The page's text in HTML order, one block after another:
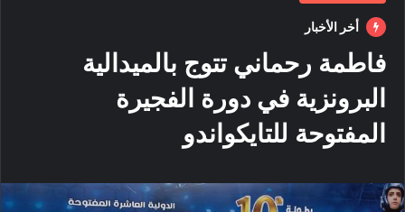
أخر الأخبار
فاطمة رحماني تتوج بالميدالية
البرونزية في دورة الفجيرة
المفتوحة للتايكواندو